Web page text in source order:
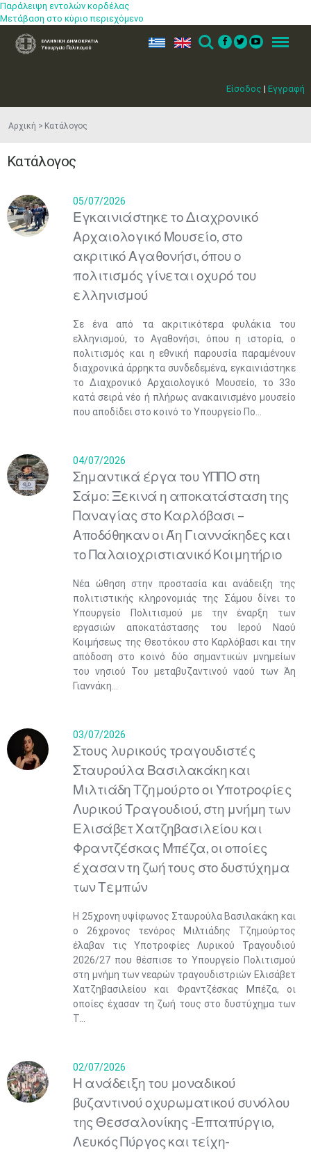
Παράλειψη εντολών κορδέλας
Μετάβαση στο κύριο περιεχόμενο
Είσοδος | Εγγραφή
ελ en Search Menu
Αρχική Κατάλογος
Κατάλογος
05/07/2026
Εγκαινιάστηκε το Διαχρονικό
Αρχαιολογικό Μουσείο, στο
ακριτικό Αγαθονήσι, όπου ο
πολιτισμός γίνεται οχυρό του
ελληνισμού
Σε ένα από τα ακριτικότερα φυλάκια του
ελληνισμού, το Αγαθονήσι, όπου η ιστορία, ο
πολιτισμός και η εθνική παρουσία παραμένουν
διαχρονικά άρρηκτα συνδεδεμένα, εγκαινιάστηκε
το Διαχρονικό Αρχαιολογικό Μουσείο, το 33ο
κατά σειρά νέο ή πλήρως ανακαινισμένο μουσείο
που αποδίδει στο κοινό το Υπουργείο Πο...
04/07/2026
Σημαντικά έργα του ΥΠΠΟ στη
Σάμο: Ξεκινά η αποκατάσταση της
Παναγίας στο Καρλόβασι –
Αποδόθηκαν οι Άη Γιαννάκηδες και
το Παλαιοχριστιανικό Κοιμητήριο
Νέα ώθηση στην προστασία και ανάδειξη της
πολιτιστικής κληρονομιάς της Σάμου δίνει το
Υπουργείο Πολιτισμού με την έναρξη των
εργασιών αποκατάστασης του Ιερού Ναού
Κοιμήσεως της Θεοτόκου στο Καρλόβασι και την
απόδοση στο κοινό δύο σημαντικών μνημείων
του νησιού Του μεταβυζαντινού ναού των Άη
Γιαννάκη...
03/07/2026
Στους λυρικούς τραγουδιστές
Σταυρούλα Βασιλακάκη και
Μιλτιάδη Τζημούρτο οι Υποτροφίες
Λυρικού Τραγουδιού, στη μνήμη των
Ελισάβετ Χατζηβασιλείου και
Φραντζέσκας Μπέζα, οι οποίες
έχασαν τη ζωή τους στο δυστύχημα
των Τεμπών
Η 25χρονη υψίφωνος Σταυρούλα Βασιλακάκη και
ο 26χρονος τενόρος Μιλτιάδης Τζημούρτος
έλαβαν τις Υποτροφίες Λυρικού Τραγουδιού
2026/27 που θέσπισε το Υπουργείο Πολιτισμού
στη μνήμη των νεαρών τραγουδιστριών Ελισάβετ
Χατζηβασιλείου και Φραντζέσκας Μπέζα, οι
οποίες έχασαν τη ζωή τους στο δυστύχημα των
Τ...
02/07/2026
Η ανάδειξη του μοναδικού
βυζαντινού οχυρωματικού συνόλου
της Θεσσαλονίκης -Επταπύργιο,
Λευκός Πύργος και τείχη-